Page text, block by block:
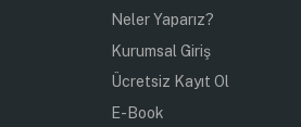
Neler Yaparız?
Kurumsal Giriş
Ücretsiz Kayıt Ol
E-Book